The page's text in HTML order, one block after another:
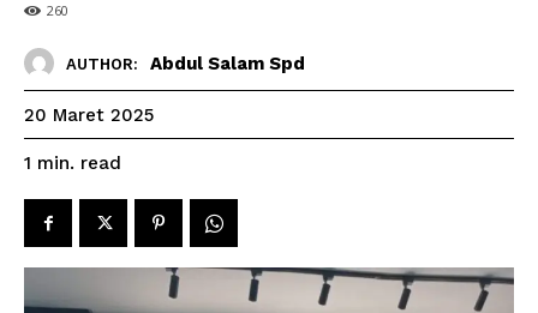
260
AUTHOR: Abdul Salam Spd
20 Maret 2025
1 min. read